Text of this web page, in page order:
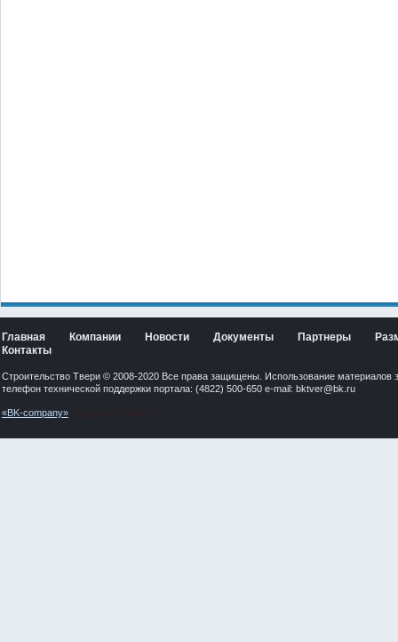
Главная Компании Новости Документы Партнеры
Контакты
Строительство Твери © 2008-2020 Все права защищены. Использование материалов
телефон технической поддержки портала: (4822) 500-650 e-mail: bktver@bk.ru
«BK-company»